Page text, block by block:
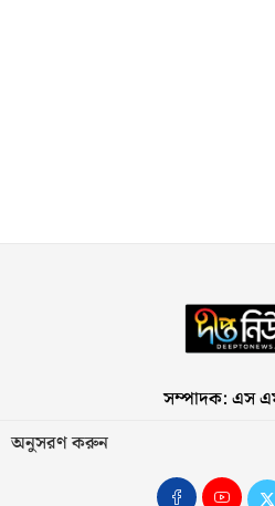
সম্পাদক: এস
অনুসরণ করুন